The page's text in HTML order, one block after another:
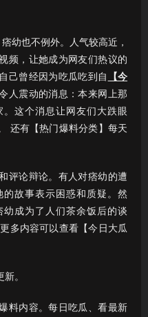
幼也不例外。人气较高近，
频，让她成为网友们热议的
己曾经因为吃瓜吃到自
【今
人震动的消息：本来网上那
这个消息让网友们大跌眼
还有【热门爆料分类】每天
评论辩论。有人对痞幼的遭
故事表示困惑和质疑。然
成为了人们茶余饭后的谈
多内容可以查看【今日大瓜
。
料内容。每日吃瓜、看最新